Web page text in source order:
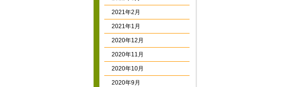
2021年2月
2021年1月
2020年12月
2020年11月
2020年10月
2020年9月